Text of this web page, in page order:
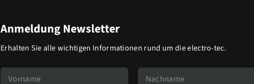
Anmeldung Newsletter
Erhalten Sie alle wichtigen Informationen rund um die electro-tec.